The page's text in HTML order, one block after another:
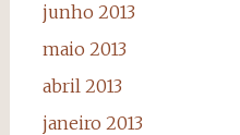
junho 2013
maio 2013
abril 2013
janeiro 2013